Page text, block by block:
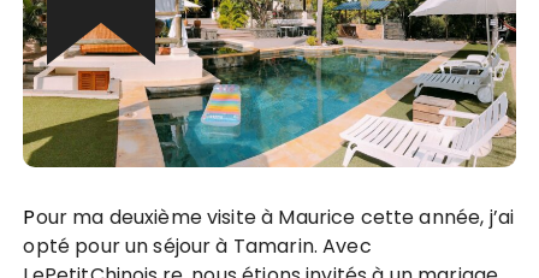
Pour ma deuxième visite à Maurice cette année, j’ai
opté pour un séjour à Tamarin. Avec